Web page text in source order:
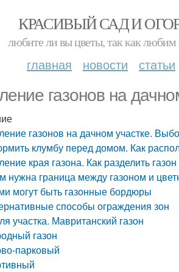
КРАСИВЫЙ САД И
любите ли вы цветы, так как
главная новости статьи
газонов на
газонов на дачном участке.
клумбу перед домом. Как
края газона. Как разделить
нужна граница между газоном и
могут быть газонные бордюры
способы ограждения зон
участка. Мавританский газон
газон
парковый